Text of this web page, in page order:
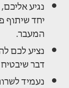
נגיע
יחד שיתוף
המעבר.
נציע לכם
דבר שיבטיח
נעמיד